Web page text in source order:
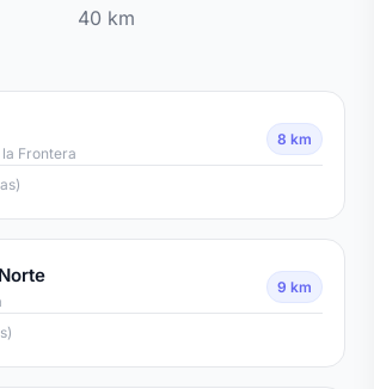
40 km
Frontera
8 km
9 km